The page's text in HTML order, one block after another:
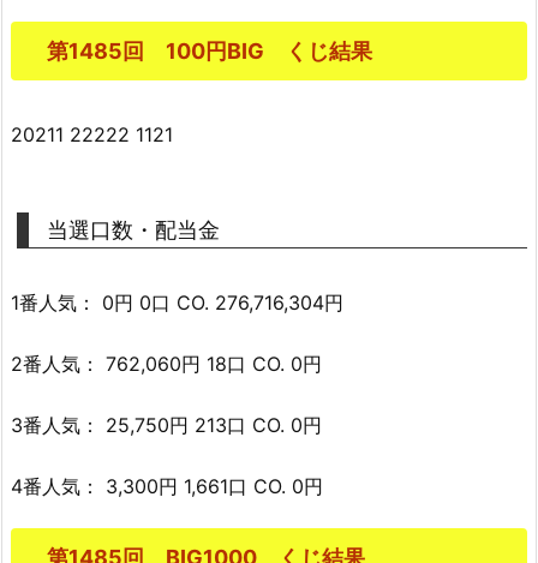
第1485回 100円BIG くじ結果
20211 22222 1121
当選口数・配当金
1番人気： 0円 0口 CO. 276,716,304円
2番人気： 762,060円 18口 CO. 0円
3番人気： 25,750円 213口 CO. 0円
4番人気： 3,300円 1,661口 CO. 0円